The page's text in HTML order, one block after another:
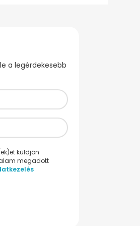
a legérdekesebb
küldjön
megadott